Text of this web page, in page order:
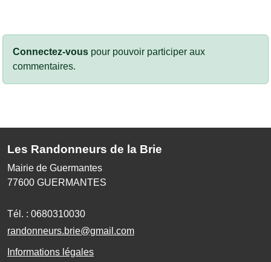
Connectez-vous pour pouvoir participer aux
commentaires.
Les Randonneurs de la Brie
Mairie de Guermantes
77600 GUERMANTES
Tél. : 0680310030
randonneurs.brie@gmail.com
Informations légales